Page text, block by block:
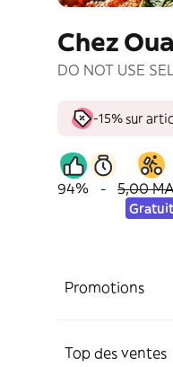
Chez
DO NOT USE
-15% sur
94% - 5,00
Gratuit
Promotions
Top des ventes